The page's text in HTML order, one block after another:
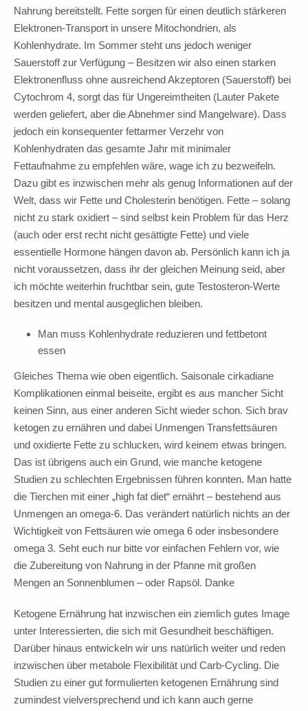
Nahrung bereitstellt. Fette sorgen für einen deutlich stärkeren
Elektronen-Transport in unsere Mitochondrien, als
Kohlenhydrate. Im Sommer steht uns jedoch weniger
Sauerstoff zur Verfügung – Besitzen wir also einen starken
Elektronenfluss ohne ausreichend Akzeptoren (Sauerstoff) bei
Cytochrom 4, sorgt das für Ungereimtheiten (Lauter Pakete
werden geliefert, aber die Abnehmer sind Mangelware). Dass
jedoch ein konsequenter fettarmer Verzehr von
Kohlenhydraten das gesamte Jahr mit minimaler
Fettaufnahme zu empfehlen wäre, wage ich zu bezweifeln.
Dazu gibt es inzwischen mehr als genug Informationen auf der
Welt, dass wir Fette und Cholesterin benötigen. Fette – solang
nicht zu stark oxidiert – sind selbst kein Problem für das Herz
(auch oder erst recht nicht gesättigte Fette) und viele
essentielle Hormone hängen davon ab. Persönlich kann ich ja
nicht voraussetzen, dass ihr der gleichen Meinung seid, aber
ich möchte weiterhin fruchtbar sein, gute Testosteron-Werte
besitzen und mental ausgeglichen bleiben.
Man muss Kohlenhydrate reduzieren und fettbetont
essen
Gleiches Thema wie oben eigentlich. Saisonale cirkadiane
Komplikationen einmal beiseite, ergibt es aus mancher Sicht
keinen Sinn, aus einer anderen Sicht wieder schon. Sich brav
ketogen zu ernähren und dabei Unmengen Transfettsäuren
und oxidierte Fette zu schlucken, wird keinem etwas bringen.
Das ist übrigens auch ein Grund, wie manche ketogene
Studien zu schlechten Ergebnissen führen konnten. Man hatte
die Tierchen mit einer „high fat diet“ ernährt – bestehend aus
Unmengen an omega-6. Das verändert natürlich nichts an der
Wichtigkeit von Fettsäuren wie omega 6 oder insbesondere
omega 3. Seht euch nur bitte vor einfachen Fehlern vor, wie
die Zubereitung von Nahrung in der Pfanne mit großen
Mengen an Sonnenblumen – oder Rapsöl. Danke
Ketogene Ernährung hat inzwischen ein ziemlich gutes Image
unter Interessierten, die sich mit Gesundheit beschäftigen.
Darüber hinaus entwickeln wir uns natürlich weiter und reden
inzwischen über metabole Flexibilität und Carb-Cycling. Die
Studien zu einer gut formulierten ketogenen Ernährung sind
zumindest vielversprechend und ich kann auch gerne